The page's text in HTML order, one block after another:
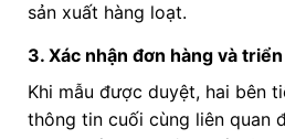
sản xuất hàng loạt.
3. Xác nhận đơn hàng và
Khi mẫu được duyệt, hai bên
thông tin cuối cùng liên quan